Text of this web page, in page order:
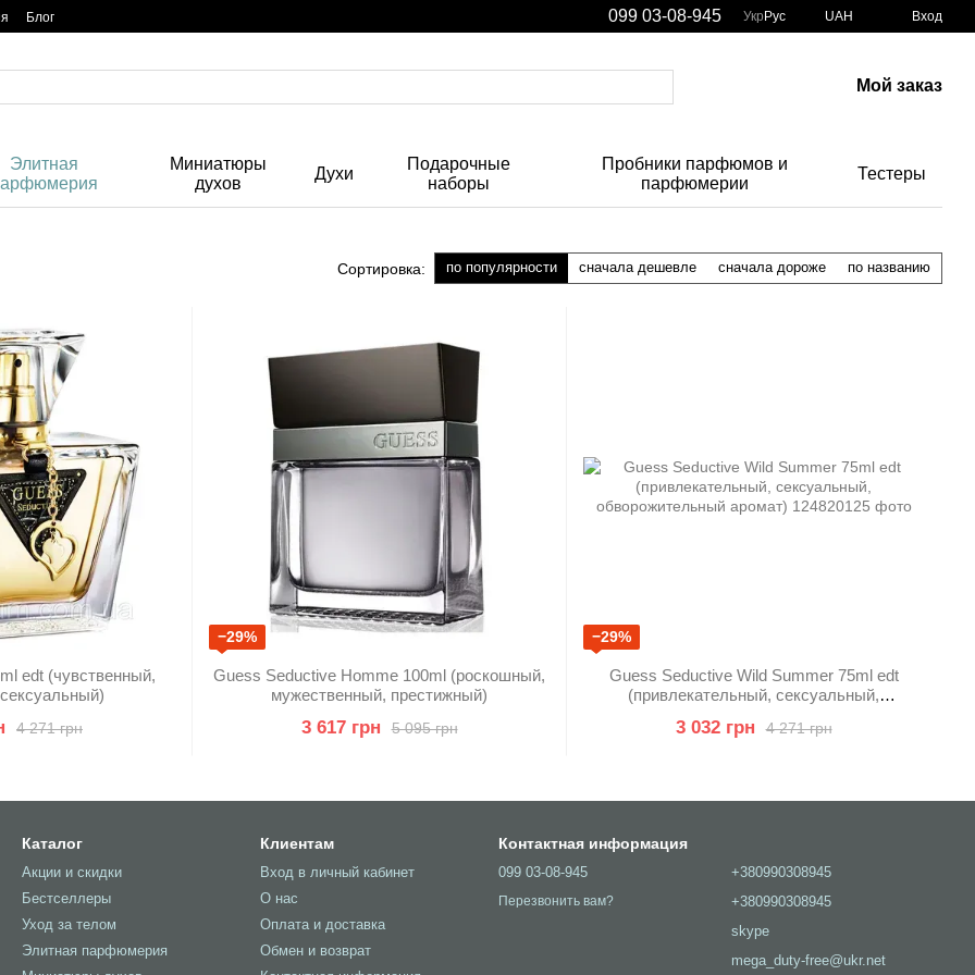
Блог 099 03-08-945 Укр Рус UAH Вход
Мой заказ
Элитная
Миниатюры
духов
Духи
Подарочные
наборы
Пробники парфюмов и
парфюмерии
Тестеры
Сортировка: по популярности сначала дешевле сначала дороже по названию
edt (чувственный,
4 271 грн
−29%
Guess Seductive Homme 100ml (роскошный,
мужественный, престижный)
5 095 грн
3 617 грн
−29%
Guess Seductive Wild Summer 75ml edt
(привлекательный, сексуальный,
4 271 грн
3 032 грн
Каталог
Акции и скидки
Бестселлеры
Уход за телом
Элитная парфюмерия
Клиентам
Вход в личный кабинет
О нас
Оплата и доставка
Обмен и возврат
Контактная информация
099 03-08-945
Перезвонить вам?
+380990308945
+380990308945
skype
mega_duty-free@ukr.net